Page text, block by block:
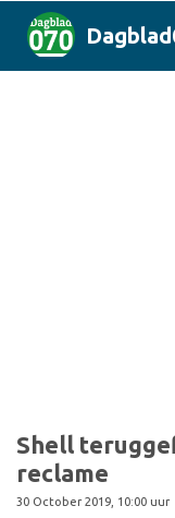
Shell
reclame
30 October 2019, 10:00 uur